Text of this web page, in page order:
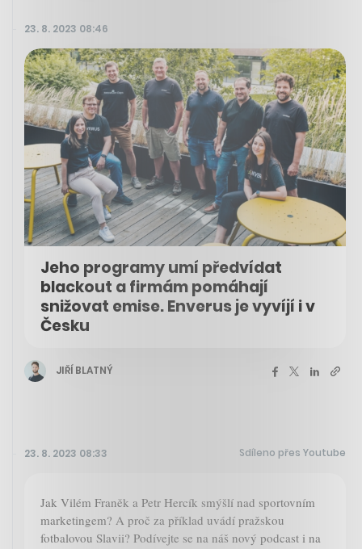
23. 8. 2023 08:46
Jeho programy umí předvídat
blackout a firmám pomáhají
snižovat emise. Enverus je vyvíjí i v
Česku
JIŘÍ BLATNÝ
23. 8. 2023 08:33 Sdíleno přes Youtube
Jak Vilém Franěk a Petr Hercík smýšlí nad sportovním
marketingem? A proč za příklad uvádí pražskou
fotbalovou Slavii? Podívejte se na náš nový podcast i na